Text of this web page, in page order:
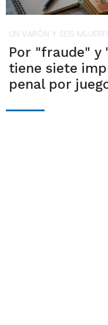
UN VARÓN Y SEIS
Por "fraude" y
tiene siete
penal por